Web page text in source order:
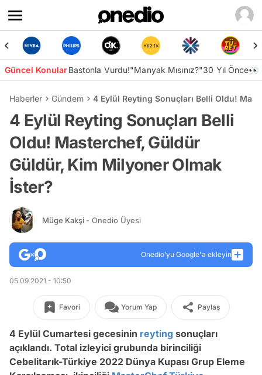
Güncel KonularBastonla Vurdu!"Manyak Mısınız?"30 Yıl Önce👀
Haberler Gündem 4 Eylül Reyting Sonuçları Belli Oldu!
4 Eylül Reyting Sonuçları Belli
Oldu! Masterchef, Güldür
Güldür, Kim Milyoner Olmak
İster?
Müge Kakşi - Onedio Üyesi
Onedio’yu Google'a ekleyin
05.09.2021 - 10:50
Favori Yorum Yap Paylaş
4 Eylül Cumartesi gecesinin reyting sonuçları
açıklandı. Total izleyici grubunda birinciliği
Cebelitarık-Türkiye 2022 Dünya Kupası Grup Eleme